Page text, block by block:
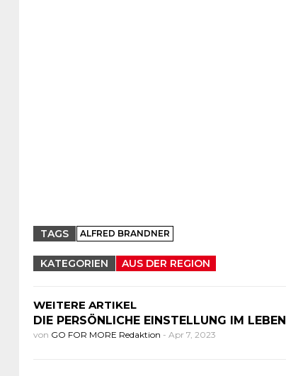
TAGS ALFRED BRANDNER
KATEGORIEN AUS DER REGION
WEITERE ARTIKEL
DIE PERSÖNLICHE EINSTELLUNG IM LEBEN
von GO FOR MORE Redaktion - Apr 7, 2023